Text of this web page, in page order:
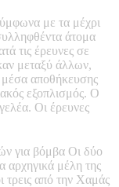
με τα μέχρι
άτομα
τις έρευνες σε
μεταξύ άλλων,
μέσα αποθήκευσης
εξοπλισμός. Ο
Οι έρευνες
για βόμβα Οι δύο
αρχηγικά μέλη της
τρεις από την Χαμάς